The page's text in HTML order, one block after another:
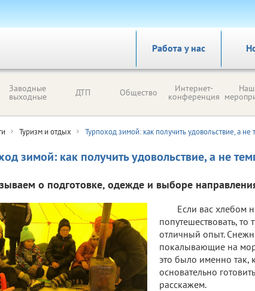
Работа у нас
Заводные
выходные ДТП Общество Интернет-
конференция
Туризм и отдых Турпоход зимой: как получить удовольствие, а не
зимой: как получить удовольствие, а не
о подготовке, одежде и выборе
Если вас хлебом
попутешествовать,
отличный опыт.
покалывающие на
это было именно так,
основательно
расскажем.